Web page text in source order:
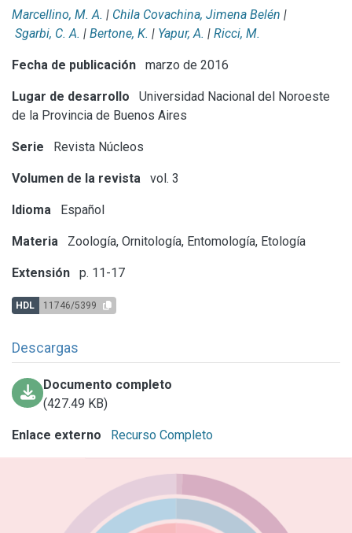
Marcellino, M. A. | Chila Covachina, Jimena Belén |
Sgarbi, C. A. | Bertone, K. | Yapur, A. | Ricci, M.
Fecha de publicación marzo de 2016
Lugar de desarrollo
Universidad Nacional del Noroeste
de la Provincia de Buenos Aires
Serie Revista Núcleos
Volumen de la revista vol. 3
Idioma Español
Materia Zoología, Ornitología, Entomología, Etología
Extensión p. 11-17
HDL 11746/5399
Descargas
Documento completo
(427.49 KB)
Enlace externo Recurso Completo